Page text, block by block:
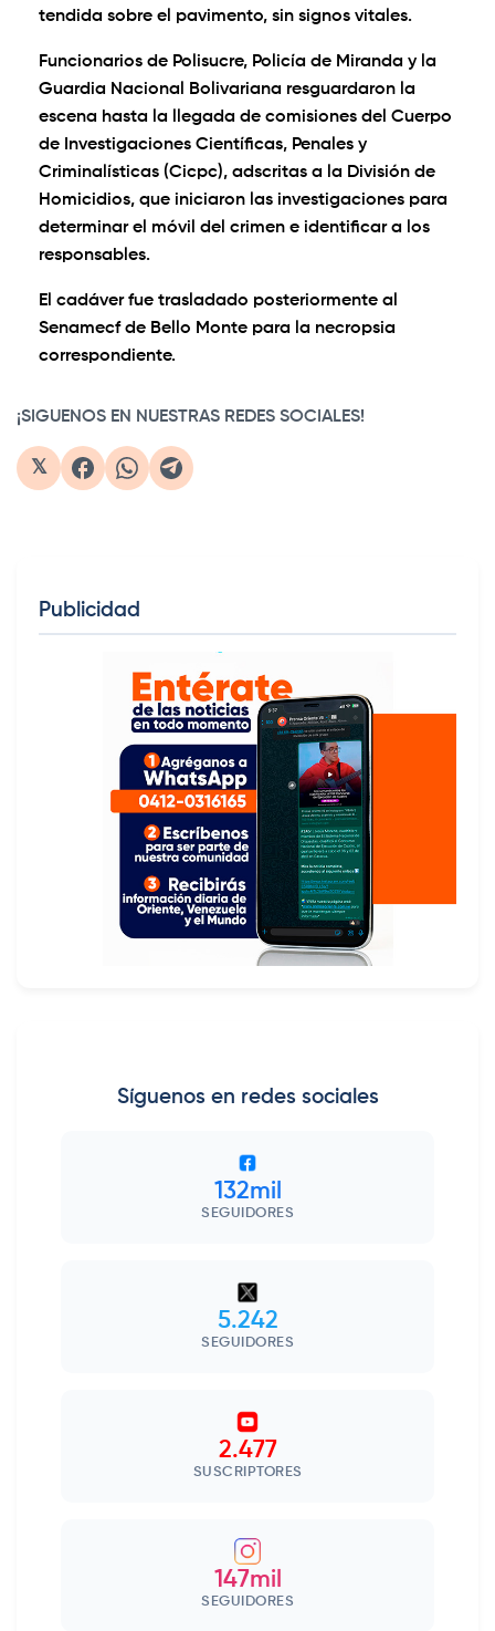
tendida sobre el pavimento, sin signos vitales.
Funcionarios de Polisucre, Policía de Miranda y la
Guardia Nacional Bolivariana resguardaron la
escena hasta la llegada de comisiones del Cuerpo
de Investigaciones Científicas, Penales y
Criminalísticas (Cicpc), adscritas a la División de
Homicidios, que iniciaron las investigaciones para
determinar el móvil del crimen e identificar a los
responsables.
El cadáver fue trasladado posteriormente al
Senamecf de Bello Monte para la necropsia
correspondiente.
¡SIGUENOS EN NUESTRAS REDES SOCIALES!
𝕏
Publicidad
Síguenos en redes sociales
132mil
SEGUIDORES
5.242
SEGUIDORES
2.477
SUSCRIPTORES
147mil
SEGUIDORES